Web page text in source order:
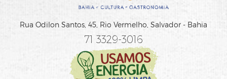
Home
Sobre
Cardápio
Rua Odilon Santos, 45, Rio Vermelho, Salvador - Bahia
71 3329-3016